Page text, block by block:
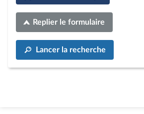
Replier le formulaire
Lancer la recherche